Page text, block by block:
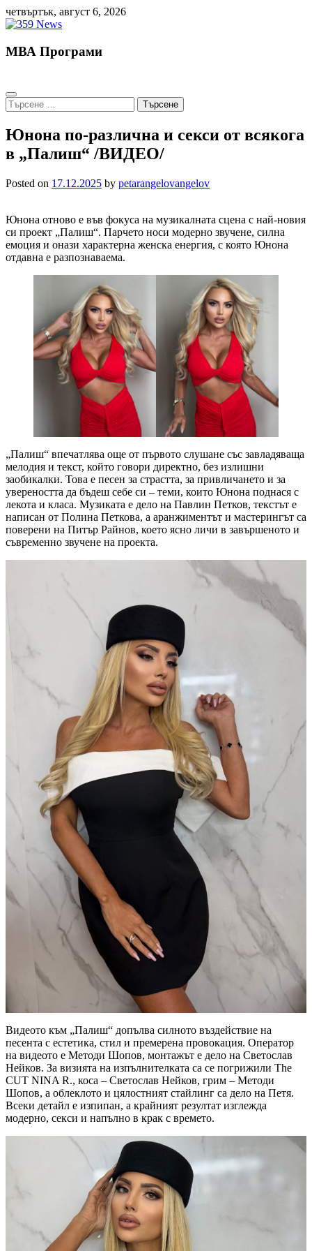
Skip
to
четвъртък, август 6, 2026
МВА Програми
Търсене
за:
Юнона по-различна и секси от всякога
в „Палиш“ /ВИДЕО/
Posted on 17.12.2025 by petarangelovangelov
Юнона отново е във фокуса на музикалната сцена с най-новия
си проект „Палиш“. Парчето носи модерно звучене, силна
емоция и онази характерна женска енергия, с която Юнона
отдавна е разпознаваема.
„Палиш“ впечатлява още от първото слушане със завладяваща
мелодия и текст, който говори директно, без излишни
заобикалки. Това е песен за страстта, за привличането и за
увереността да бъдеш себе си – теми, които Юнона поднася с
лекота и класа. Музиката е дело на Павлин Петков, текстът е
написан от Полина Петкова, а аранжиментът и мастерингът са
поверени на Питър Райнов, което ясно личи в завършеното и
съвременно звучене на проекта.
Видеото към „Палиш“ допълва силното въздействие на
песента с естетика, стил и премерена провокация. Оператор
на видеото е Методи Шопов, монтажът е дело на Светослав
Нейков. За визията на изпълнителката са се погрижили The
CUT NINA R., коса – Светослав Нейков, грим – Методи
Шопов, а облеклото и цялостният стайлинг са дело на Петя.
Всеки детайл е изпипан, а крайният резултат изглежда
модерно, секси и напълно в крак с времето.